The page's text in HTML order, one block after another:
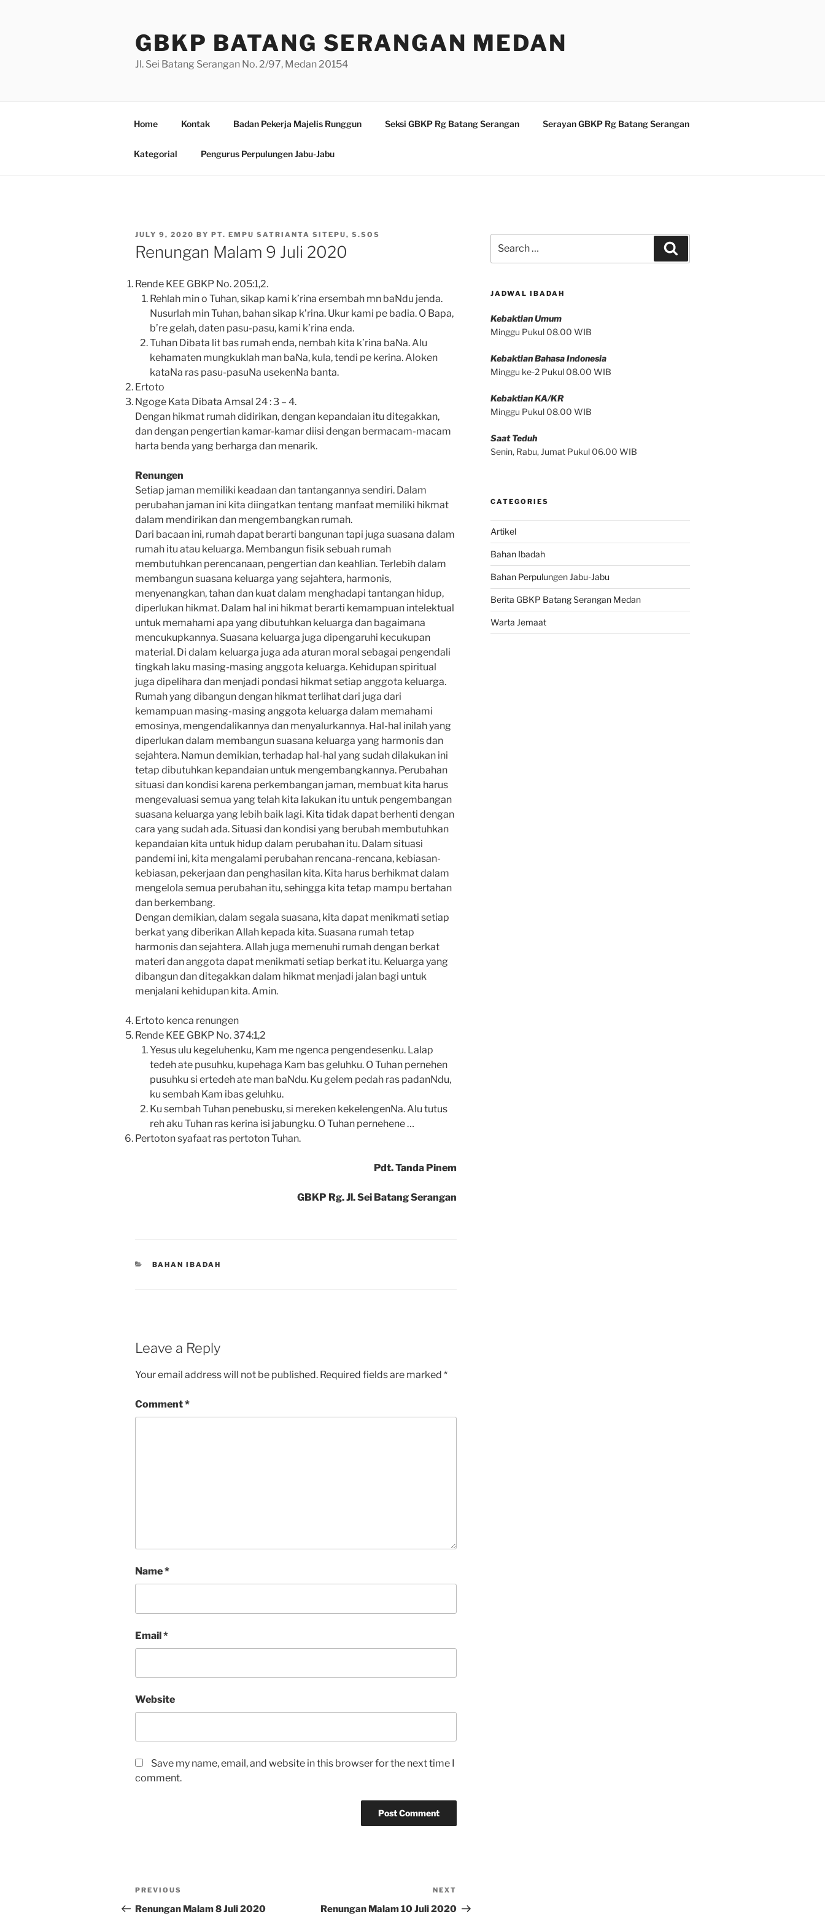
GBKP BATANG SERANGAN MEDAN
Jl. Sei Batang Serangan No. 2/97, Medan 20154
Home Kontak Badan Pekerja Majelis Runggun Seksi GBKP Rg Batang Serangan Serayan GBKP Rg Batang Serangan
Kategorial Pengurus Perpulungen Jabu-Jabu
POSTED
ON
JULY 9, 2020 BY PT. EMPU SATRIANTA SITEPU, S.SOS
Renungan Malam 9 Juli 2020
Rende KEE GBKP No. 205:1,2.
Rehlah min o Tuhan, sikap kami k’rina ersembah mn baNdu jenda.
Nusurlah min Tuhan, bahan sikap k’rina. Ukur kami pe badia. O Bapa,
b’re gelah, daten pasu-pasu, kami k’rina enda.
Tuhan Dibata lit bas rumah enda, nembah kita k’rina baNa. Alu
kehamaten mungkuklah man baNa, kula, tendi pe kerina. Aloken
kataNa ras pasu-pasuNa usekenNa banta.
Ertoto
Ngoge Kata Dibata Amsal 24 : 3 – 4.
Dengan hikmat rumah didirikan, dengan kepandaian itu ditegakkan,
dan dengan pengertian kamar-kamar diisi dengan bermacam-macam
harta benda yang berharga dan menarik.
Renungen
Setiap jaman memiliki keadaan dan tantangannya sendiri. Dalam
perubahan jaman ini kita diingatkan tentang manfaat memiliki hikmat
dalam mendirikan dan mengembangkan rumah.
Dari bacaan ini, rumah dapat berarti bangunan tapi juga suasana dalam
rumah itu atau keluarga. Membangun fisik sebuah rumah
membutuhkan perencanaan, pengertian dan keahlian. Terlebih dalam
membangun suasana keluarga yang sejahtera, harmonis,
menyenangkan, tahan dan kuat dalam menghadapi tantangan hidup,
diperlukan hikmat. Dalam hal ini hikmat berarti kemampuan intelektual
untuk memahami apa yang dibutuhkan keluarga dan bagaimana
mencukupkannya. Suasana keluarga juga dipengaruhi kecukupan
material. Di dalam keluarga juga ada aturan moral sebagai pengendali
tingkah laku masing-masing anggota keluarga. Kehidupan spiritual
juga dipelihara dan menjadi pondasi hikmat setiap anggota keluarga.
Rumah yang dibangun dengan hikmat terlihat dari juga dari
kemampuan masing-masing anggota keluarga dalam memahami
emosinya, mengendalikannya dan menyalurkannya. Hal-hal inilah yang
diperlukan dalam membangun suasana keluarga yang harmonis dan
sejahtera. Namun demikian, terhadap hal-hal yang sudah dilakukan ini
tetap dibutuhkan kepandaian untuk mengembangkannya. Perubahan
situasi dan kondisi karena perkembangan jaman, membuat kita harus
mengevaluasi semua yang telah kita lakukan itu untuk pengembangan
suasana keluarga yang lebih baik lagi. Kita tidak dapat berhenti dengan
cara yang sudah ada. Situasi dan kondisi yang berubah membutuhkan
kepandaian kita untuk hidup dalam perubahan itu. Dalam situasi
pandemi ini, kita mengalami perubahan rencana-rencana, kebiasan-
kebiasan, pekerjaan dan penghasilan kita. Kita harus berhikmat dalam
mengelola semua perubahan itu, sehingga kita tetap mampu bertahan
dan berkembang.
Dengan demikian, dalam segala suasana, kita dapat menikmati setiap
berkat yang diberikan Allah kepada kita. Suasana rumah tetap
harmonis dan sejahtera. Allah juga memenuhi rumah dengan berkat
materi dan anggota dapat menikmati setiap berkat itu. Keluarga yang
dibangun dan ditegakkan dalam hikmat menjadi jalan bagi untuk
menjalani kehidupan kita. Amin.
Ertoto kenca renungen
Rende KEE GBKP No. 374:1,2
Yesus ulu kegeluhenku, Kam me ngenca pengendesenku. Lalap
tedeh ate pusuhku, kupehaga Kam bas geluhku. O Tuhan pernehen
pusuhku si ertedeh ate man baNdu. Ku gelem pedah ras padanNdu,
ku sembah Kam ibas geluhku.
Ku sembah Tuhan penebusku, si mereken kekelengenNa. Alu tutus
reh aku Tuhan ras kerina isi jabungku. O Tuhan pernehene …
Pertoton syafaat ras pertoton Tuhan.
Pdt. Tanda Pinem
GBKP Rg. Jl. Sei Batang Serangan
CATEGORIES
BAHAN IBADAH
Leave a Reply
Your email address will not be published. Required fields are marked *
Comment*
Name*
Email*
Website
Save my name, email, and website in this browser for the next time I
comment.
Post
navigation
Previous
Post
PREVIOUS
Renungan Malam 8 Juli 2020
Post
NEXT
Renungan Malam 10 Juli 2020
for:
JADWAL IBADAH
Kebaktian Umum
Minggu Pukul 08.00 WIB
Kebaktian Bahasa Indonesia
Minggu ke-2 Pukul 08.00 WIB
Kebaktian KA/KR
Minggu Pukul 08.00 WIB
Saat Teduh
Senin, Rabu, Jumat Pukul 06.00 WIB
CATEGORIES
Artikel
Bahan Ibadah
Bahan Perpulungen Jabu-Jabu
Berita GBKP Batang Serangan Medan
Warta Jemaat